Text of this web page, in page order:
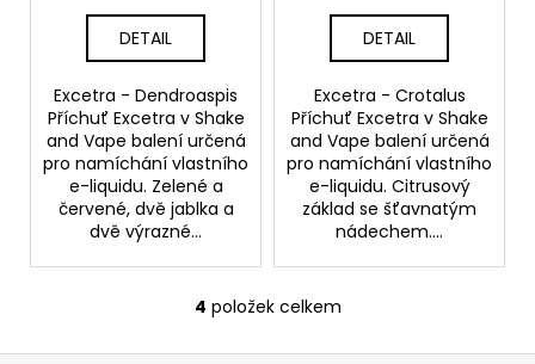
DETAIL
Excetra - Dendroaspis
Příchuť Excetra v Shake
and Vape balení určená
pro namíchání vlastního
e-liquidu. Zelené a
červené, dvě jablka a
dvě výrazné...
DETAIL
Excetra - Crotalus
Příchuť Excetra v Shake
and Vape balení určená
pro namíchání vlastního
e-liquidu. Citrusový
základ se šťavnatým
nádechem....
O
v
4 položek celkem